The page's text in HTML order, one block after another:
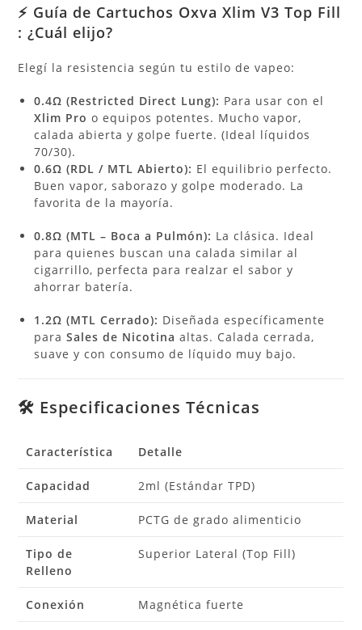
⚡ Guía de Cartuchos Oxva Xlim V3 Top Fill
: ¿Cuál elijo?
Elegí la resistencia según tu estilo de vapeo:
0.4Ω (Restricted Direct Lung): Para usar con el
Xlim Pro o equipos potentes. Mucho vapor,
calada abierta y golpe fuerte. (Ideal líquidos
70/30).
0.6Ω (RDL / MTL Abierto): El equilibrio perfecto.
Buen vapor, saborazo y golpe moderado. La
favorita de la mayoría.
0.8Ω (MTL – Boca a Pulmón): La clásica. Ideal
para quienes buscan una calada similar al
cigarrillo, perfecta para realzar el sabor y
ahorrar batería.
1.2Ω (MTL Cerrado): Diseñada específicamente
paraSales de Nicotina altas. Calada cerrada,
suave y con consumo de líquido muy bajo.
🛠️ Especificaciones Técnicas
Característica Detalle
Capacidad 2ml (Estándar TPD)
Material PCTG de grado alimenticio
Tipo de
Relleno
Superior Lateral (Top Fill)
Conexión Magnética fuerte